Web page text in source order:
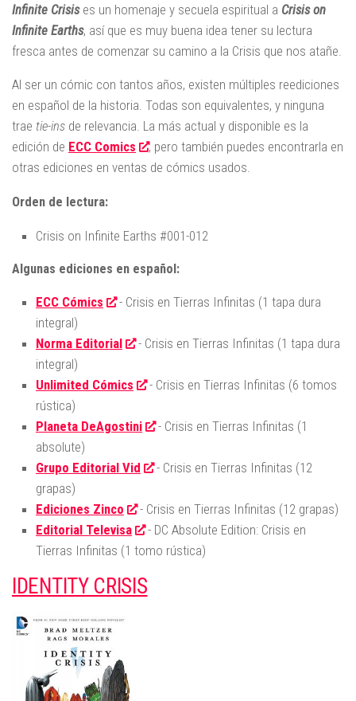
Infinite Crisises un homenaje y secuela espiritual a Crisis on
Infinite Earths, así que es muy buena idea tener su lectura
fresca antes de comenzar su camino a la Crisis que nos atañe.
Al ser un cómic con tantos años, existen múltiples reediciones
en español de la historia. Todas son equivalentes, y ninguna
trae tie-ins de relevancia. La más actual y disponible es la
edición de ECC Comics
, pero también puedes encontrarla en
otras ediciones en ventas de cómics usados.
Orden de lectura:
Crisis on Infinite Earths #001-012
Algunas ediciones en español:
ECC Cómics
- Crisis en Tierras Infinitas (1 tapa dura
integral)
Norma Editorial
- Crisis en Tierras Infinitas (1 tapa dura
integral)
Unlimited Cómics
- Crisis en Tierras Infinitas (6 tomos
rústica)
Planeta DeAgostini
- Crisis en Tierras Infinitas (1
absolute)
Grupo Editorial Vid
- Crisis en Tierras Infinitas (12
grapas)
Ediciones Zinco
- Crisis en Tierras Infinitas (12 grapas)
Editorial Televisa
- DC Absolute Edition: Crisis en
Tierras Infinitas (1 tomo rústica)
IDENTITY CRISIS